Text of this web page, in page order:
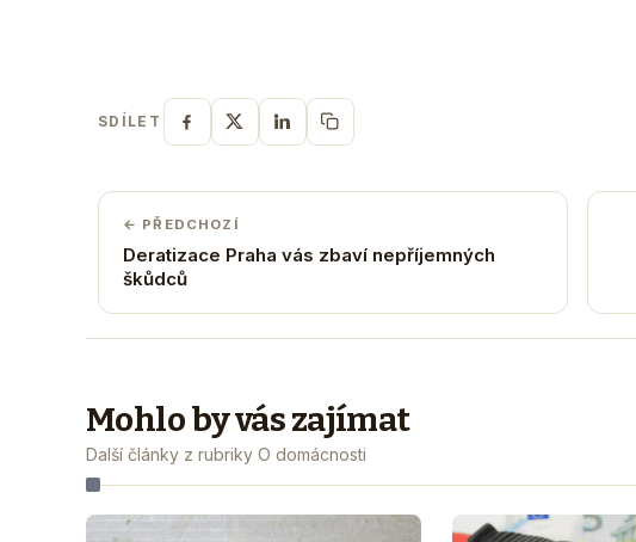
SDÍLET
← PŘEDCHOZÍ
Deratizace Praha vás zbaví nepříjemných
škůdců
Mohlo by vás zajímat
Další články z rubriky O domácnosti